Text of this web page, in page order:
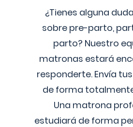
¿Tienes alguna
sobre pre-parto,
parto? Nuestro
matronas estará
responderte. Envía
de forma
Una matrona
estudiará de forma